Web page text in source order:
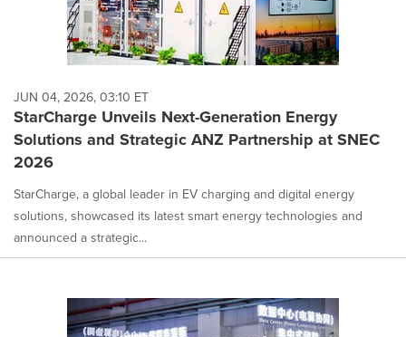
JUN 04, 2026, 03:10 ET
StarCharge Unveils Next-Generation Energy
Solutions and Strategic ANZ Partnership at SNEC
2026
StarCharge, a global leader in EV charging and digital energy
solutions, showcased its latest smart energy technologies and
announced a strategic...